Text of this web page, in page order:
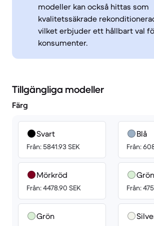
modeller kan också hittas som
kvalitetssäkrade
vilket erbjuder ett hållbart val
konsumenter.
Tillgängliga modeller
Färg
Svart
Från: 5841.93 SEK
Mörkröd
Från: 4478.90 SEK
Grön
Blå
Från:
Grön
Från: